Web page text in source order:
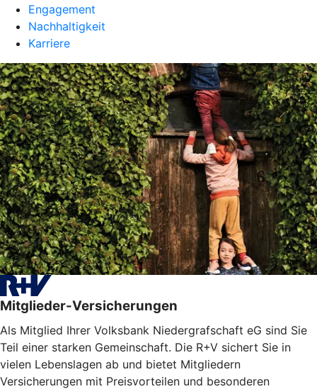
Engagement
Nachhaltigkeit
Karriere
Mitglieder-Versicherungen
Als Mitglied Ihrer Volksbank Niedergrafschaft eG sind Sie
Teil einer starken Gemeinschaft. Die R+V sichert Sie in
vielen Lebenslagen ab und bietet Mitgliedern
Versicherungen mit Preisvorteilen und besonderen